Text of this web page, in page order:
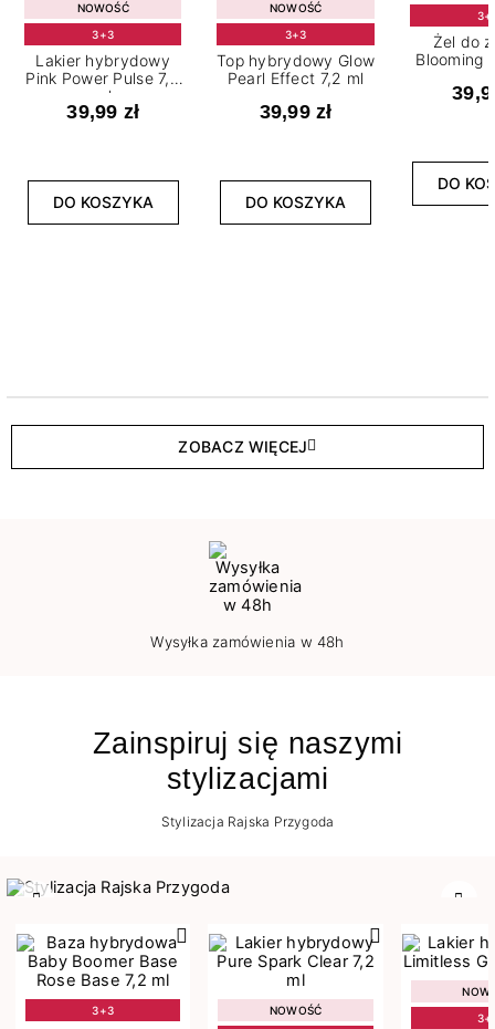
NOWOŚĆ
3+3
Lakier hybrydowy
Pink Power Pulse 7,2
ml
39,99 zł
DO KOSZYKA
NOWOŚĆ
3+3
Top hybrydowy Glow
Pearl Effect 7,2 ml
39,99 zł
DO KOSZYKA
Żel do
Blooming
DO
ZOBACZ WIĘCEJ
Wysyłka zamówienia w 48h
Zainspiruj się naszymi
stylizacjami
Stylizacja Rajska Przygoda
3+3
NOWOŚĆ